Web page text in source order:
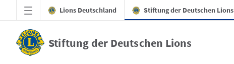
Zum Hauptinhalt springen
Lions Deutschland Stiftung der Deutschen Lions
Stiftung der Deutschen Lions